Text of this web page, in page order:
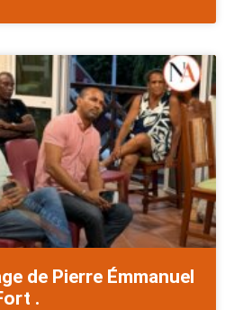
de Pierre Émmanuel
.